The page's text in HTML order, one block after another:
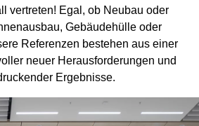
vertreten! Egal, ob Neubau oder
Gebäudehülle oder
Referenzen bestehen aus einer
neuer Herausforderungen und
Ergebnisse.